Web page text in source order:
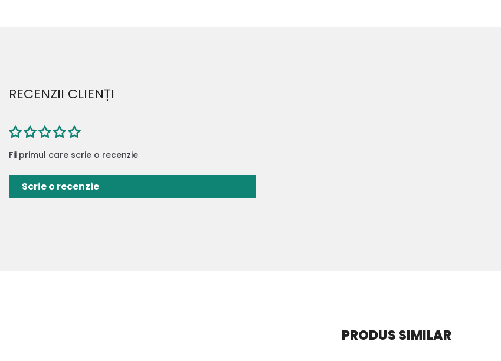
RECENZII CLIENȚI
Fii primul care scrie o recenzie
Scrie o recenzie
PRODUS SIMILAR